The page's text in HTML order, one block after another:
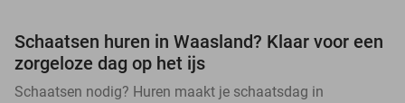
Schaatsen huren in Waasland? Klaar voor een
zorgeloze dag op het ijs
Schaatsen nodig? Huren maakt je schaatsdag in